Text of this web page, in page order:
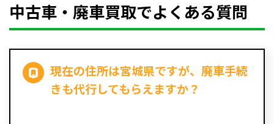
中古車・廃車買取でよくある質問
現在の住所は宮城県ですが、廃車手続
きも代行してもらえますか？